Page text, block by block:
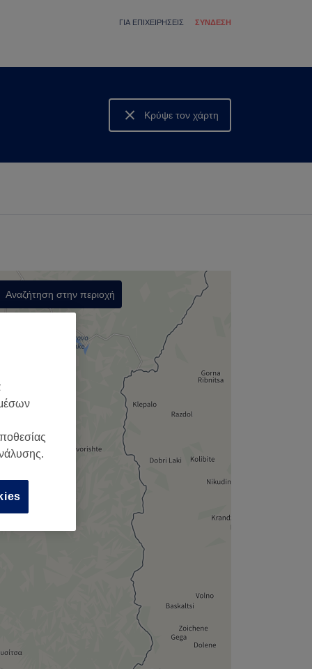
ΓΙΑ ΕΠΙΧΕΙΡΉΣΕΙΣ ΣΎΝΔΕΣΗ
Κρύψε τον χάρτη
Δες τον χάρτη
Αναζήτηση στην περιοχή
,
μέσων